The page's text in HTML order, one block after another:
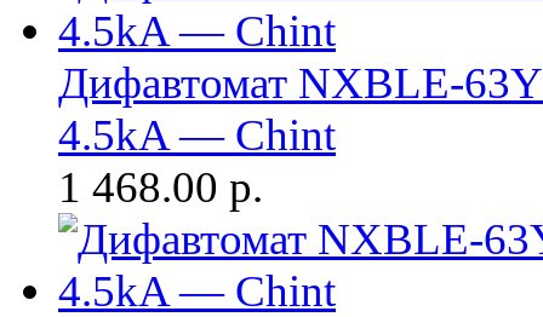
Дифавтомат NXBLE-
4.5kA — Chint
1 468.00 р.